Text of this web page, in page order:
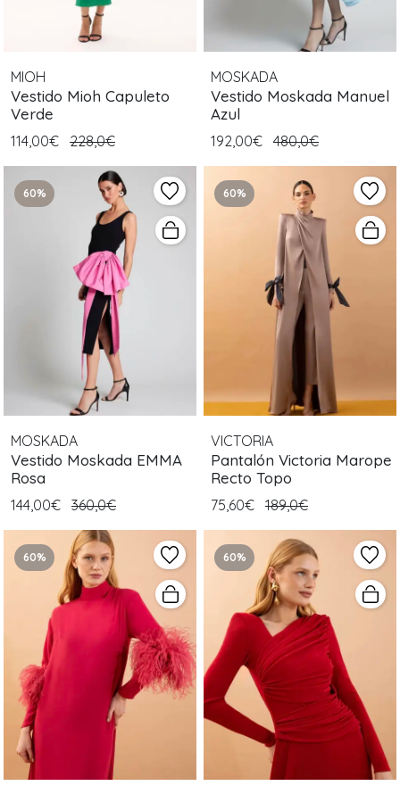
MIOH
Vestido Mioh Capuleto
Verde
114,00€ 228,0€
MOSKADA
Vestido Moskada Manuel
Azul
192,00€ 480,0€
60%
MOSKADA
Vestido Moskada EMMA
Rosa
144,00€ 360,0€
60%
VICTORIA
Pantalón Victoria Marope
Recto Topo
75,60€ 189,0€
60% 60%